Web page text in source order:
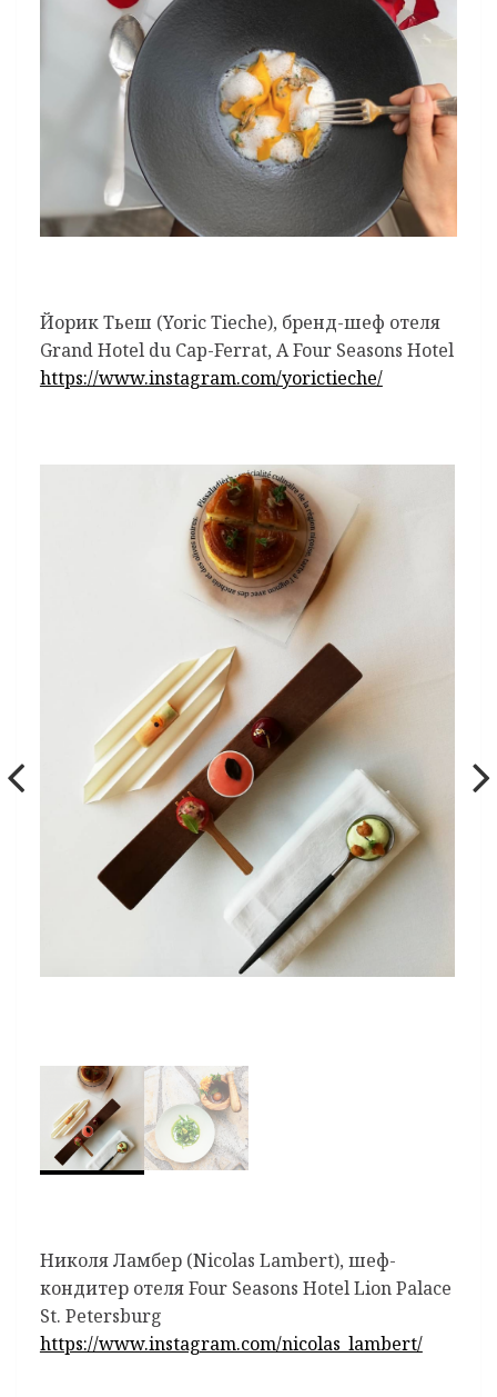
Йорик Тьеш (Yoric Tieche), бренд-шеф отеля
Grand Hotel du Cap-Ferrat, A Four Seasons Hotel
https://www.instagram.com/yorictieche/
Николя Ламбер (Nicolas Lambert), шеф-
кондитер отеля Four Seasons Hotel Lion Palace
St. Petersburg
https://www.instagram.com/nicolas_lambert/